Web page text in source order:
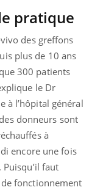
pratique
des greffons
plus de 10 ans
300 patients
le Dr
à l’hôpital général
donneurs sont
à
encore une fois
Puisqu’il faut
fonctionnement